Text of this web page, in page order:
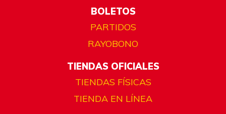
BOLETOS
PARTIDOS
RAYOBONO
TIENDAS OFICIALES
TIENDAS FÍSICAS
TIENDA EN LÍNEA